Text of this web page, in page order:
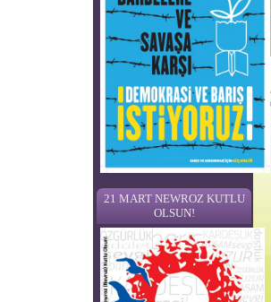
21 MART NEWROZ KUTLU
OLSUN!